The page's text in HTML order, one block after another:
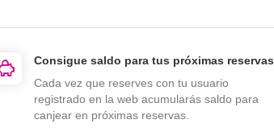
Consigue saldo para tus próximas reservas
Cada vez que reserves con tu usuario
registrado en la web acumularás saldo para
canjear en próximas reservas.